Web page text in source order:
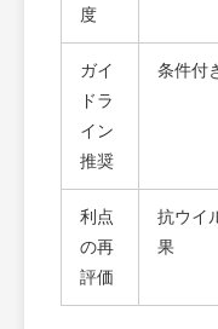
度
ガイ
ドラ
イン
推奨
条件付
利点
の再
評価
抗ウイ
果